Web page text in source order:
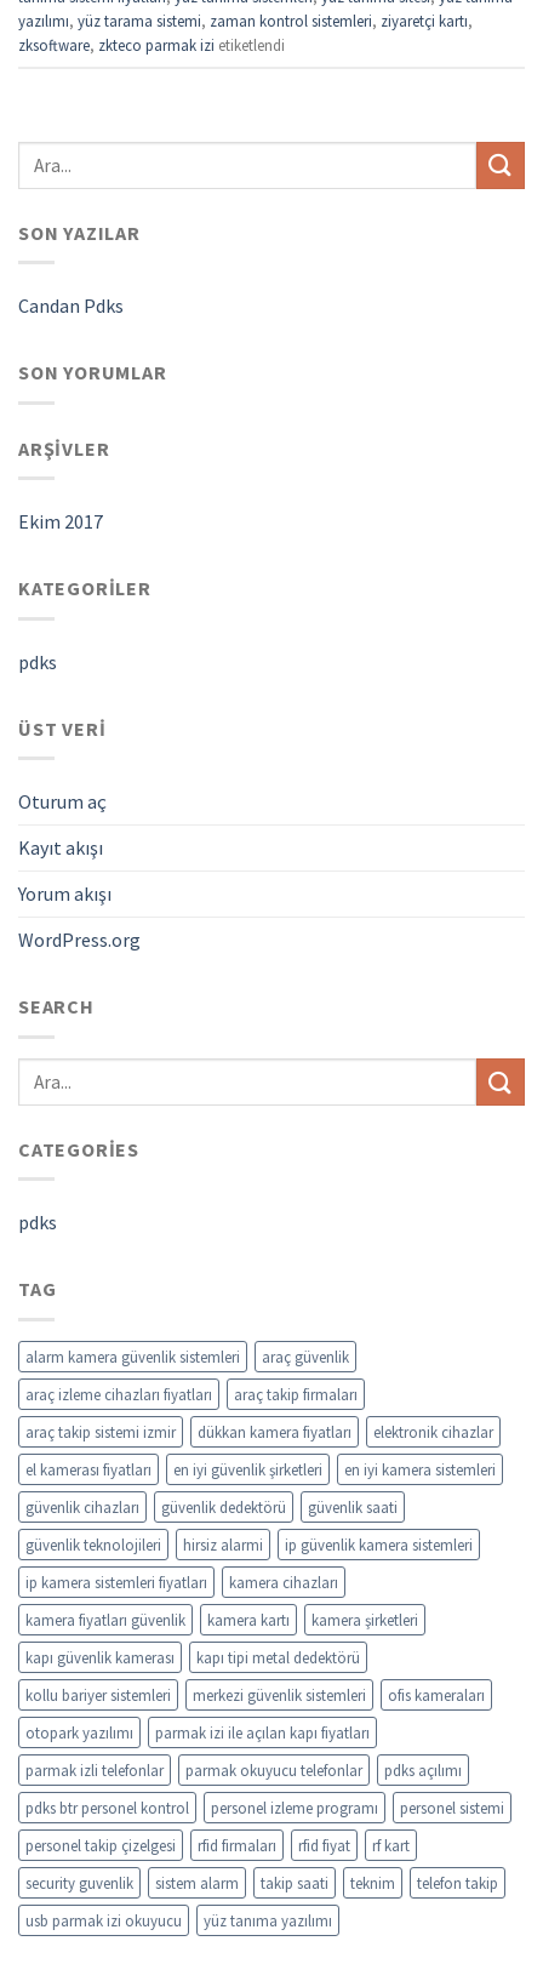
yazılımı, yüz tarama sistemi, zaman kontrol sistemleri, ziyaretçi kartı,
zksoftware, zkteco parmak izi etiketlendi
SON YAZILAR
Candan Pdks
SON YORUMLAR
ARŞIVLER
Ekim 2017
KATEGORILER
pdks
ÜST VERI
Oturum aç
Kayıt akışı
Yorum akışı
WordPress.org
SEARCH
CATEGORIES
pdks
TAG
alarm kamera güvenlik sistemleri
araç güvenlik
araç izleme cihazları fiyatları
araç takip firmaları
araç takip sistemi izmir
dükkan kamera fiyatları
elektronik cihazlar
el kamerası fiyatları
en iyi güvenlik şirketleri
en iyi kamera sistemleri
güvenlik cihazları
güvenlik dedektörü
güvenlik saati
güvenlik teknolojileri
hirsiz alarmi
ip güvenlik kamera sistemleri
ip kamera sistemleri fiyatları
kamera cihazları
kamera fiyatları güvenlik
kamera kartı
kamera şirketleri
kapı güvenlik kamerası
kapı tipi metal dedektörü
kollu bariyer sistemleri
merkezi güvenlik sistemleri
ofis kameraları
otopark yazılımı
parmak izi ile açılan kapı fiyatları
parmak izli telefonlar
parmak okuyucu telefonlar
pdks açılımı
pdks btr personel kontrol
personel izleme programı
personel sistemi
personel takip çizelgesi
rfid firmaları rfid fiyat
rf kart
security guvenlik
sistem alarm takip saati teknim
telefon takip
usb parmak izi okuyucu
yüz tanıma yazılımı